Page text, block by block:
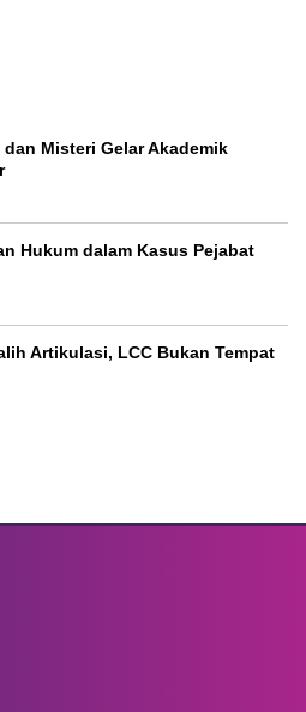
Misteri Gelar Akademik
Hukum dalam Kasus Pejabat
Artikulasi, LCC Bukan Tempat